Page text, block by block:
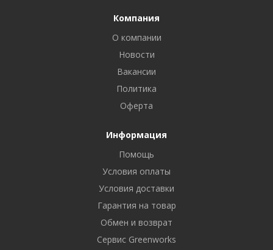
Компания
О компании
Новости
Вакансии
Политика
Оферта
Информация
Помощь
Условия оплаты
Условия доставки
Гарантия на товар
Обмен и возврат
Сервис Greenworks